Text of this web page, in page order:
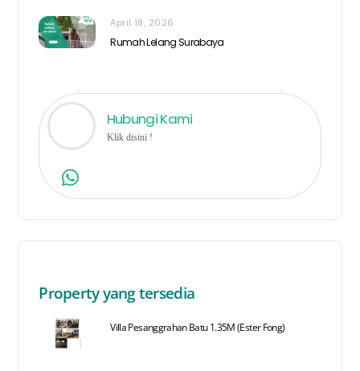
April 18, 2026
Rumah Lelang Surabaya
Hubungi Kami
Klik disini !
Property yang tersedia
Villa Pesanggrahan Batu 1.35M (Ester Fong)